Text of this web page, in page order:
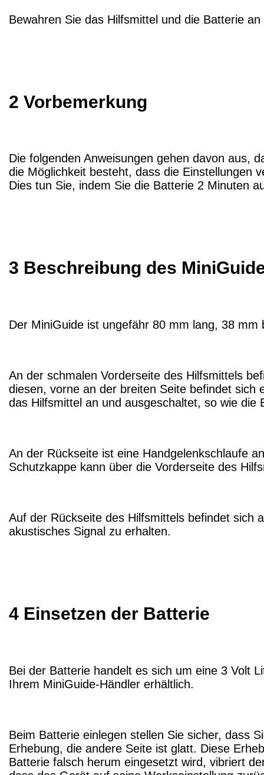
Bewahren Sie das Hilfsmittel und die Batterie
2 Vorbemerkung
Die folgenden Anweisungen gehen davon aus,
die Möglichkeit besteht, dass die Einstellungen
Dies tun Sie, indem Sie die Batterie 2 Minuten
3 Beschreibung des
Der MiniGuide ist ungefähr 80 mm lang, 38 mm
An der schmalen Vorderseite des Hilfsmittels
diesen, vorne an der breiten Seite befindet sich
das Hilfsmittel an und ausgeschaltet, so wie die
An der Rückseite ist eine Handgelenkschlaufe
Schutzkappe kann über die Vorderseite des
Auf der Rückseite des Hilfsmittels befindet sich
akustisches Signal zu erhalten.
4 Einsetzen der Batterie
Bei der Batterie handelt es sich um eine 3 Volt
Ihrem MiniGuide-Händler erhältlich.
Beim Batterie einlegen stellen Sie sicher, dass
Erhebung, die andere Seite ist glatt. Diese
Batterie falsch herum eingesetzt wird, vibriert